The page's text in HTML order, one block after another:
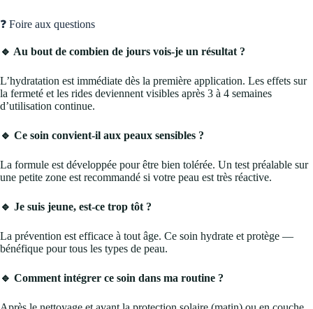
❓ Foire aux questions
🔹 Au bout de combien de jours vois-je un résultat ?
L’hydratation est immédiate dès la première application. Les effets sur
la fermeté et les rides deviennent visibles après 3 à 4 semaines
d’utilisation continue.
🔹 Ce soin convient-il aux peaux sensibles ?
La formule est développée pour être bien tolérée. Un test préalable sur
une petite zone est recommandé si votre peau est très réactive.
🔹 Je suis jeune, est-ce trop tôt ?
La prévention est efficace à tout âge. Ce soin hydrate et protège —
bénéfique pour tous les types de peau.
🔹 Comment intégrer ce soin dans ma routine ?